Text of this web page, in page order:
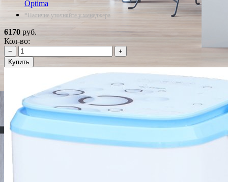
Optima
*Наличие уточняйте у менеджера
6170 руб.
Кол-во:
−
+
Купить